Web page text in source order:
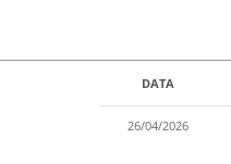
DATA
26/04/2026